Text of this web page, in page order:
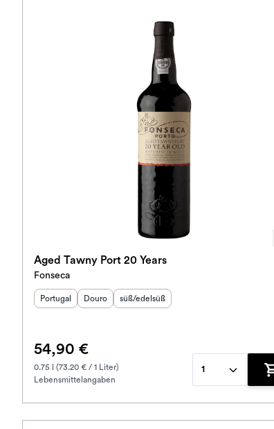
Aged Tawny Port 20 Years
Fonseca
Herkunftsland:
Portugal Herkunftsregion:
Douro Geschmack:
süß/edelsüß
54,90 €
0.75 l (73.20 € / 1 Liter)
Lebensmittelangaben
1